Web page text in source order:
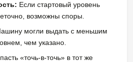
Если стартовый уровень
возможны споры.
могли выдать с меньшим
чем указано.
«точь-в-точь» в тот же